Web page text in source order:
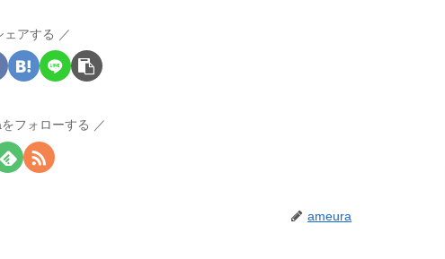
ェアする
フォローする
ameura